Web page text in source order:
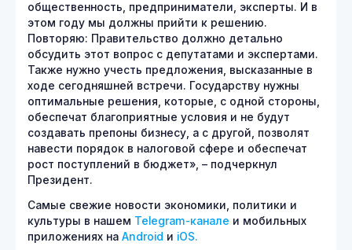
общественность, предприниматели, эксперты. И в
этом году мы должны прийти к решению.
Повторяю: Правительство должно детально
обсудить этот вопрос с депутатами и экспертами.
Также нужно учесть предложения, высказанные в
ходе сегодняшней встречи. Государству нужны
оптимальные решения, которые, с одной стороны,
обеспечат благоприятные условия и не будут
создавать препоны бизнесу, а с другой, позволят
навести порядок в налоговой сфере и обеспечат
рост поступлений в бюджет», – подчеркнул
Президент.
Самые свежие новости экономики, политики и
культуры в нашем Telegram-канале и мобильных
приложениях на Android и iOS.